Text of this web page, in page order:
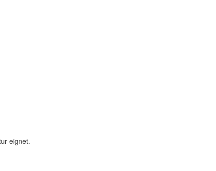
eignet.